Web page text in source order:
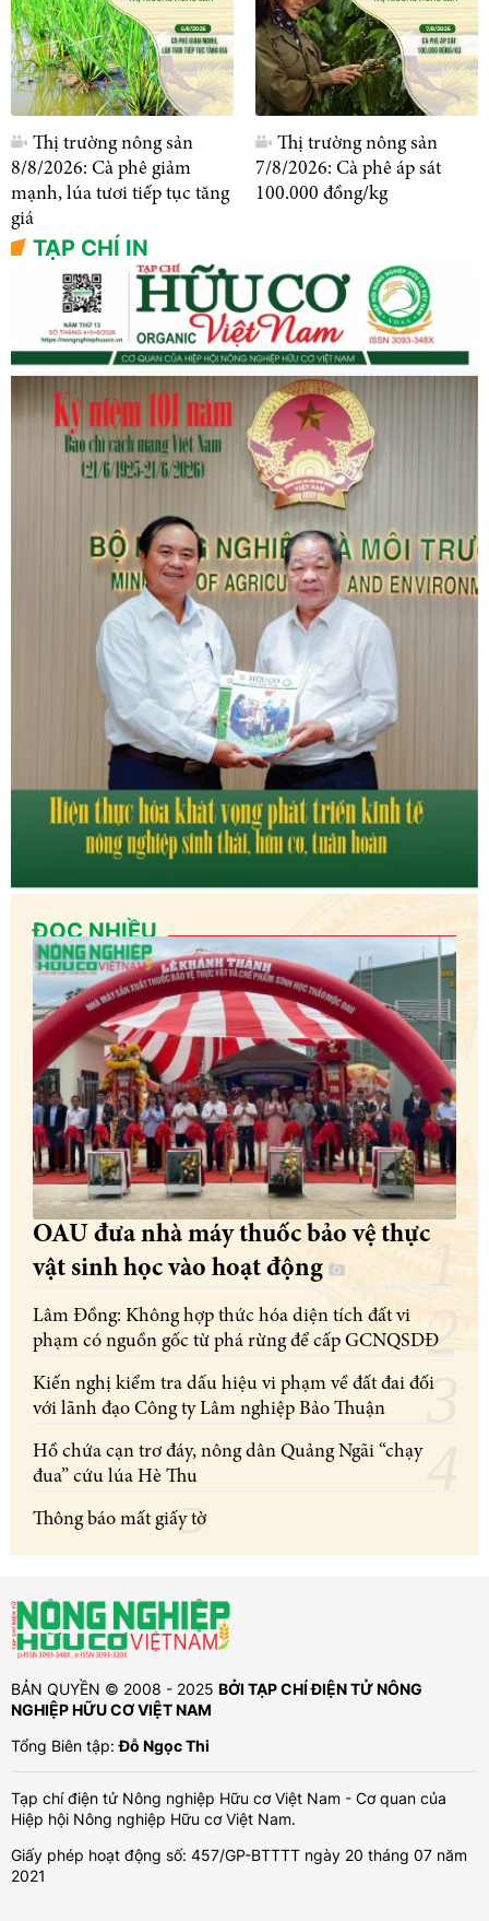
Thị trường nông sản
8/8/2026: Cà phê giảm
mạnh, lúa tươi tiếp tục tăng
giá
Thị trường nông sản
7/8/2026: Cà phê áp sát
100.000 đồng/kg
TẠP CHÍ IN
ĐỌC NHIỀU
OAU đưa nhà máy thuốc bảo vệ thực
vật sinh học vào hoạt động
Lâm Đồng: Không hợp thức hóa diện tích đất vi
phạm có nguồn gốc từ phá rừng để cấp GCNQSDĐ
Kiến nghị kiểm tra dấu hiệu vi phạm về đất đai đối
với lãnh đạo Công ty Lâm nghiệp Bảo Thuận
Hồ chứa cạn trơ đáy, nông dân Quảng Ngãi “chạy
đua” cứu lúa Hè Thu
Thông báo mất giấy tờ
BẢN QUYỀN © 2008 - 2025 BỞI TẠP CHÍ ĐIỆN TỬ NÔNG
NGHIỆP HỮU CƠ VIỆT NAM
Tổng Biên tập:Đỗ Ngọc Thi
Tạp chí điện tử Nông nghiệp Hữu cơ Việt Nam - Cơ quan của
Hiệp hội Nông nghiệp Hữu cơ Việt Nam.
Giấy phép hoạt động số: 457/GP-BTTTT ngày 20 tháng 07 năm
2021